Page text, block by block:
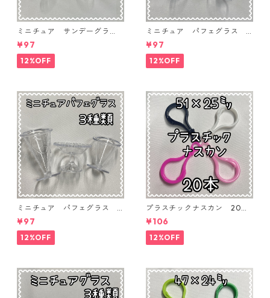
ミニチュア サンデーグラ
ス 3個入り【MNT-GLS-3P-
04】
¥97
12%OFF
ミニチュア パフェグラス 3
個入り【MNT-GLS-3P-03】
¥97
12%OFF
ミニチュア パフェグラス 3
個入り【MNT-GLS-3P-02】
¥97
12%OFF
プラスチックナスカン 20本
入り【PK-20】
¥106
12%OFF